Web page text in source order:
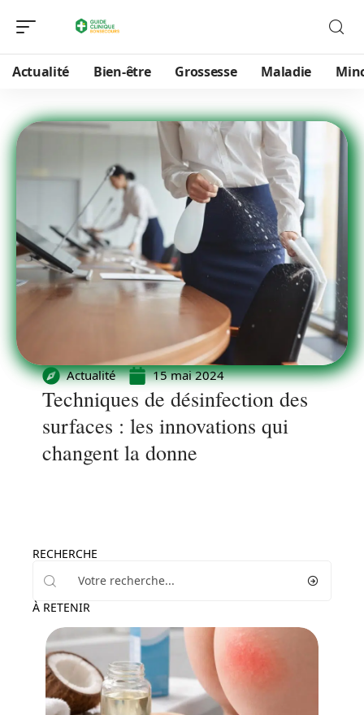
Actualité Bien-être Grossesse Maladie
Actualité 15 mai 2024
Techniques de désinfection des
surfaces : les innovations qui
changent la donne
RECHERCHE
À RETENIR